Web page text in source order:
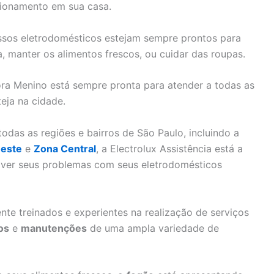
em sua casa.
eletrodomésticos estejam sempre prontos para
manter os alimentos frescos, ou cuidar das roupas.
Menino está sempre pronta para atender a todas as
na cidade.
as regiões e bairros de São Paulo, incluindo a
e Zona Central, a Electrolux Assistência está a
seus problemas com seus eletrodomésticos
treinados e experientes na realização de serviços
e manutenções de uma ampla variedade de